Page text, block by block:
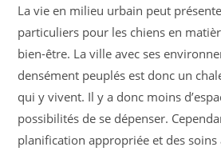
La vie en milieu urbain peut
particuliers pour les chiens en
bien-être. La ville avec ses
densément peuplés est donc un
qui y vivent. Il y a donc moins
possibilités de se dépenser.
planification appropriée et des